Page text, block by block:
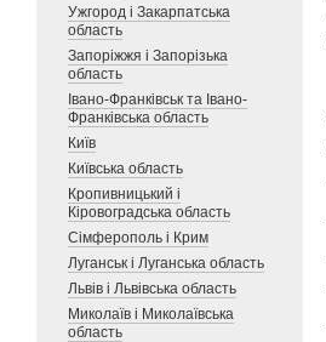
Ужгород і Закарпатська
область
Запоріжжя і Запорізька
область
Івано-Франківськ та Івано-
Франківська область
Київ
Київська область
Кропивницький і
Кіровоградська область
Сімферополь і Крим
Луганськ і Луганська область
Львів і Львівська область
Миколаїв і Миколаївська
область